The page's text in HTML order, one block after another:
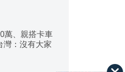
萬、親搭卡車
：沒有大家